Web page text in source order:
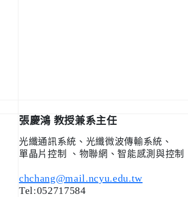
張慶鴻 教授兼系主任
光纖通訊系統、光纖微波傳輸系統、
單晶片控制 、物聯網、智能感測與控制
chchang@mail.ncyu.edu.tw
Tel:052717584